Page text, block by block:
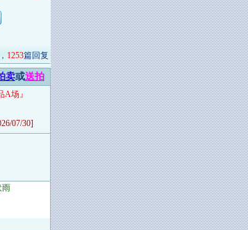
1253篇回复
卖或送拍
A场』
07/30]
雨